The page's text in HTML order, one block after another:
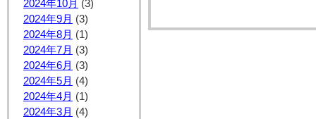
2024年10月 (3)
2024年9月 (3)
2024年8月 (1)
2024年7月 (3)
2024年6月 (3)
2024年5月 (4)
2024年4月 (1)
2024年3月 (4)